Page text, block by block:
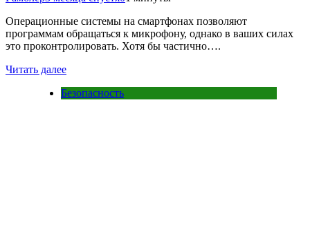
Операционные системы на смартфонах позволяют
программам обращаться к микрофону, однако в ваших силах
это проконтролировать. Хотя бы частично….
Читать далее
Безопасность